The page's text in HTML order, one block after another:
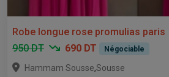
Robe longue rose promulias paris
950 DT
690 DT Négociable
Hammam Sousse,Sousse